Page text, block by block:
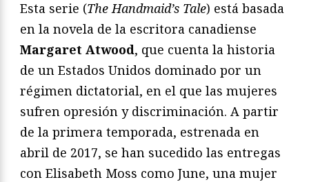
Esta serie (The Handmaid’s Tale) está basada
en la novela de la escritora canadiense
Margaret Atwood, que cuenta la historia
de un Estados Unidos dominado por un
régimen dictatorial, en el que las mujeres
sufren opresión y discriminación. A partir
de la primera temporada, estrenada en
abril de 2017, se han sucedido las entregas
con Elisabeth Moss como June, una mujer